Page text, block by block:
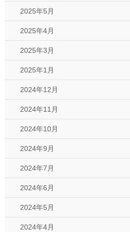
2025年5月
2025年4月
2025年3月
2025年1月
2024年12月
2024年11月
2024年10月
2024年9月
2024年7月
2024年6月
2024年5月
2024年4月